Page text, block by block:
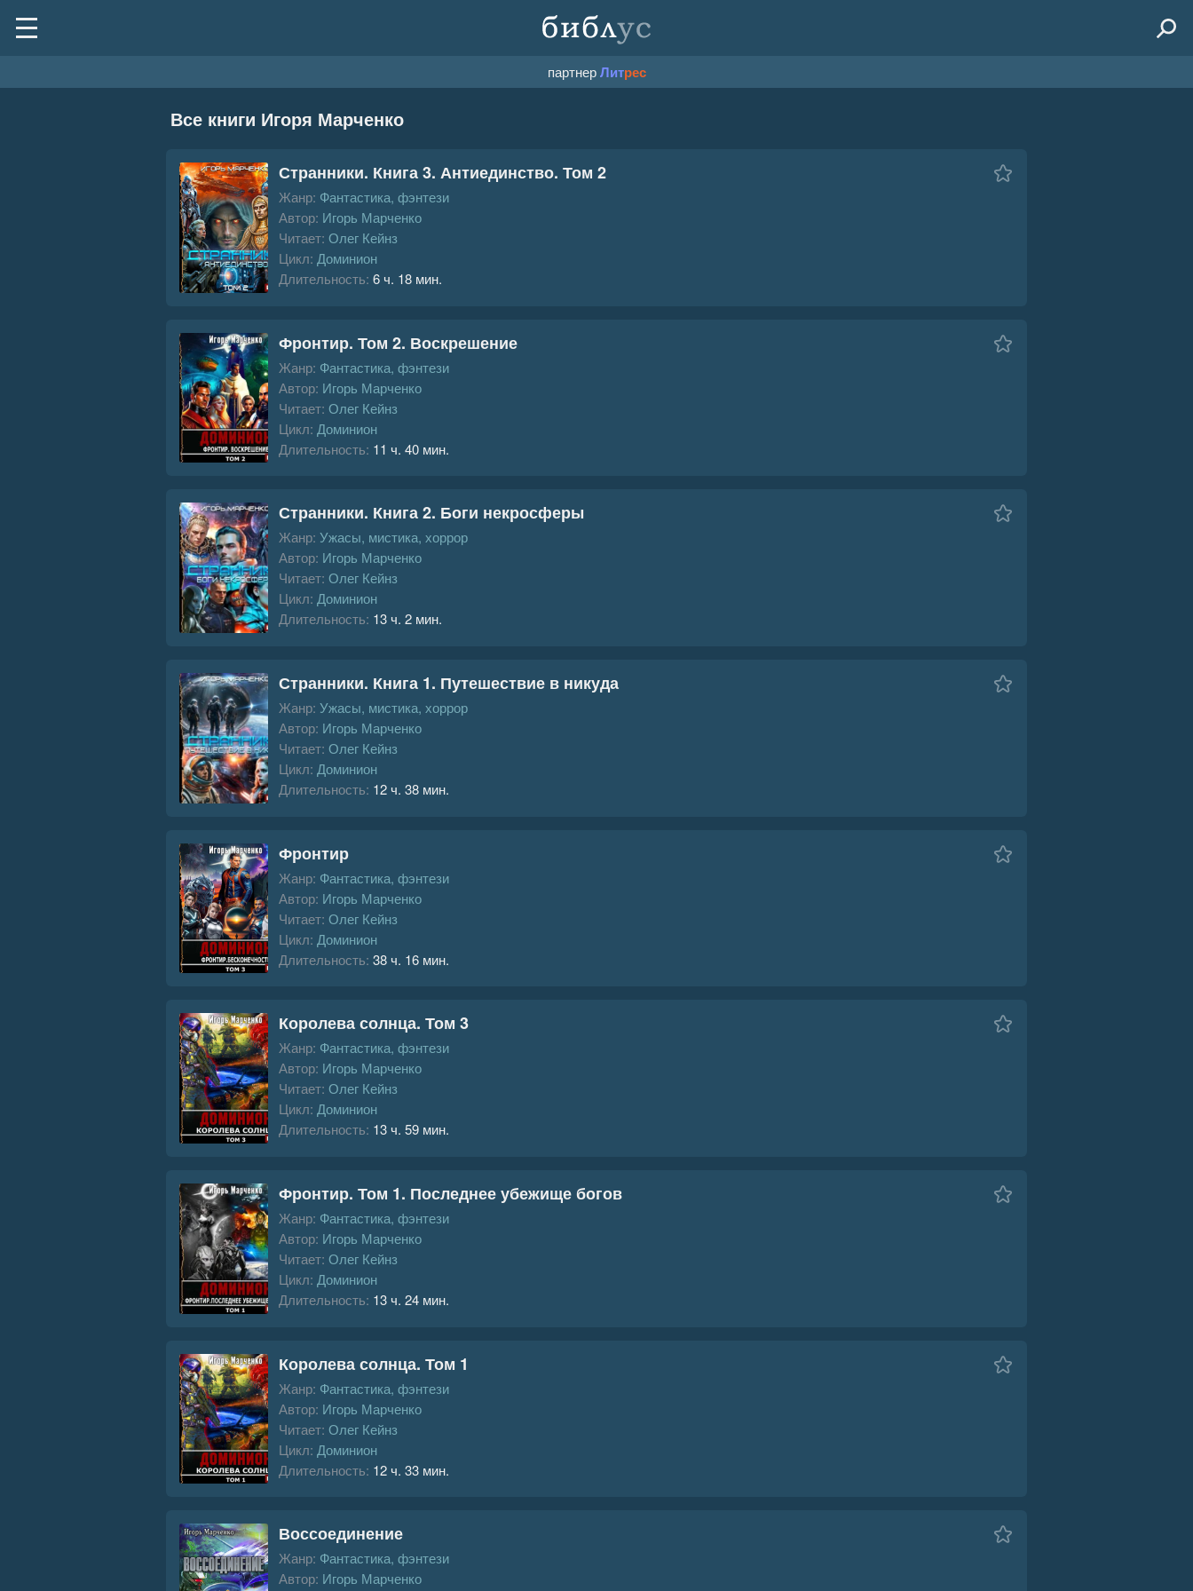
партнерЛитрес
Все книги Игоря Марченко
Странники. Книга 3. Антиединство. Том 2
Жанр: Фантастика, фэнтези
Автор: Игорь Марченко
Читает: Олег Кейнз
Цикл: Доминион
Длительность: 6 ч. 18 мин.
Фронтир. Том 2. Воскрешение
Жанр: Фантастика, фэнтези
Автор: Игорь Марченко
Читает: Олег Кейнз
Цикл: Доминион
Длительность: 11 ч. 40 мин.
Странники. Книга 2. Боги некросферы
Жанр: Ужасы, мистика, хоррор
Автор: Игорь Марченко
Читает: Олег Кейнз
Цикл: Доминион
Длительность: 13 ч. 2 мин.
Странники. Книга 1. Путешествие в никуда
Жанр: Ужасы, мистика, хоррор
Автор: Игорь Марченко
Читает: Олег Кейнз
Цикл: Доминион
Длительность: 12 ч. 38 мин.
Фронтир
Жанр: Фантастика, фэнтези
Автор: Игорь Марченко
Читает: Олег Кейнз
Цикл: Доминион
Длительность: 38 ч. 16 мин.
Королева солнца. Том 3
Жанр: Фантастика, фэнтези
Автор: Игорь Марченко
Читает: Олег Кейнз
Цикл: Доминион
Длительность: 13 ч. 59 мин.
Фронтир. Том 1. Последнее убежище богов
Жанр: Фантастика, фэнтези
Автор: Игорь Марченко
Читает: Олег Кейнз
Цикл: Доминион
Длительность: 13 ч. 24 мин.
Королева солнца. Том 1
Жанр: Фантастика, фэнтези
Автор: Игорь Марченко
Читает: Олег Кейнз
Цикл: Доминион
Длительность: 12 ч. 33 мин.
Воссоединение
Жанр: Фантастика, фэнтези
Автор: Игорь Марченко